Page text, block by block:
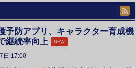
予防アプリ、キャラクター育成機
継続率向上
NEW
日 17:00